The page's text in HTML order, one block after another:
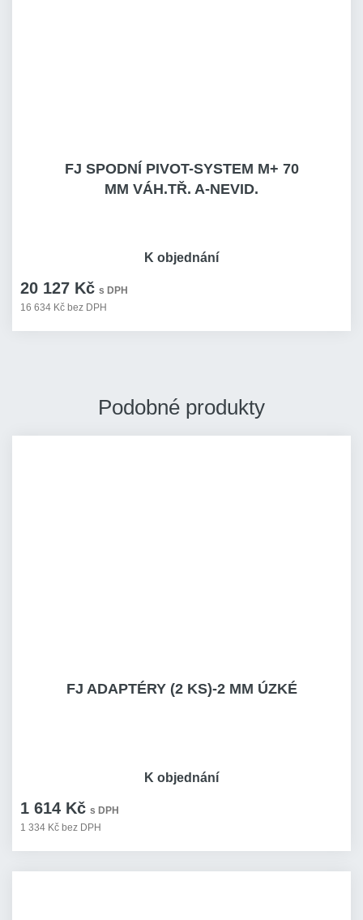
FJ SPODNÍ PIVOT-SYSTEM M+ 70
MM VÁH.TŘ. A-NEVID.
20 127 Kč s DPH
16 634 Kč bez DPH
K objednání
Podobné produkty
FJ ADAPTÉRY (2 KS)-2 MM ÚZKÉ
1 614 Kč s DPH
1 334 Kč bez DPH
K objednání